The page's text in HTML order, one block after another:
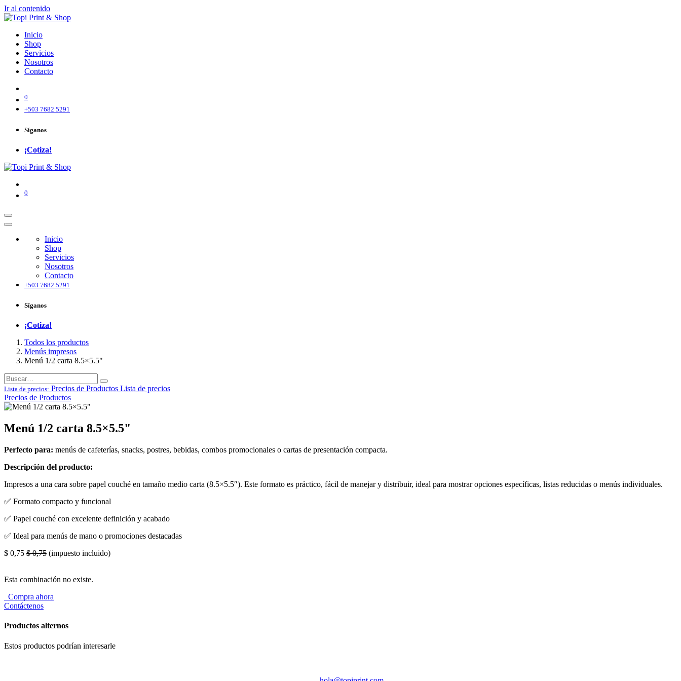
Ir al contenido
Inicio
Shop
Servicios
Nosotros
Contacto
0
+503 7682 5291
Síganos
¡Cotiza!
0
Inicio
Shop
Servicios
Nosotros
Contacto
+503 7682 5291
Síganos
¡Cotiza!
Todos los productos
Menús impresos
Menú 1/2 carta 8.5×5.5"
Lista de precios: Precios de Productos Lista de precios
Precios de Productos
Menú 1/2 carta 8.5×5.5"
Perfecto para: menús de cafeterías, snacks, postres, bebidas, combos promocionales o cartas de presentación compacta.
Descripción del producto:
Impresos a una cara sobre papel couché en tamaño medio carta (8.5×5.5″). Este formato es práctico, fácil de manejar y distribuir, ideal para mostrar opciones específicas, listas reducidas o menús individuales.
✅ Formato compacto y funcional
✅ Papel couché con excelente definición y acabado
✅ Ideal para menús de mano o promociones destacadas
$ 0,75 $0,75 (impuesto incluido)
Esta combinación no existe.
Compra ahora
Contáctenos
Productos alternos
Estos productos podrían interesarle